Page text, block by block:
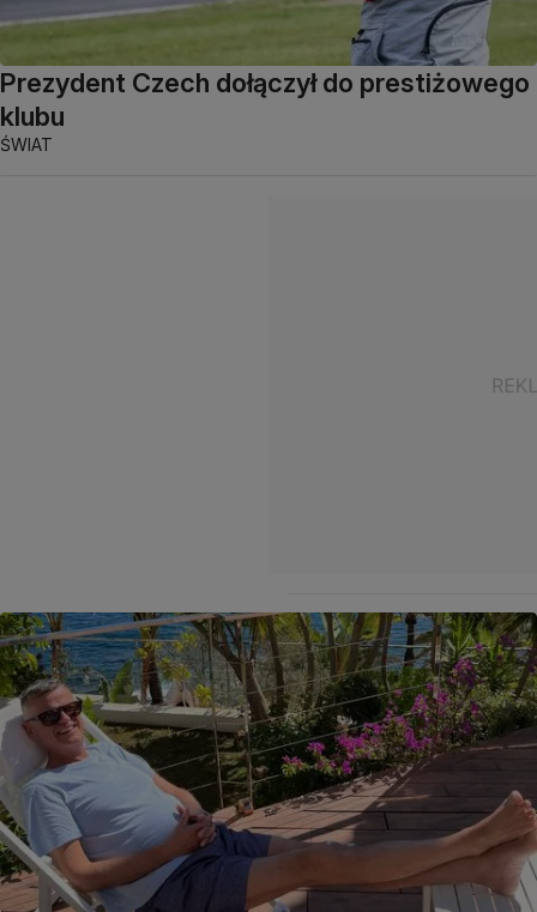
Prezydent Czech dołączył do prestiżowego
klubu
ŚWIAT